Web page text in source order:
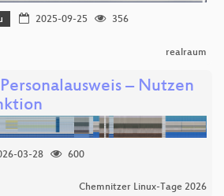
2025-09-25
356
realraum
– Nutzen
03-28
600
Chemnitzer Linux-Tage 2026